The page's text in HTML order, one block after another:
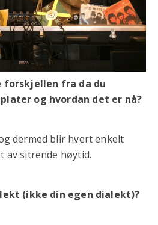
forskjellen fra da du
og hvordan det er nå?
dermed blir hvert enkelt
av sitrende høytid.
(ikke din egen dialekt)?